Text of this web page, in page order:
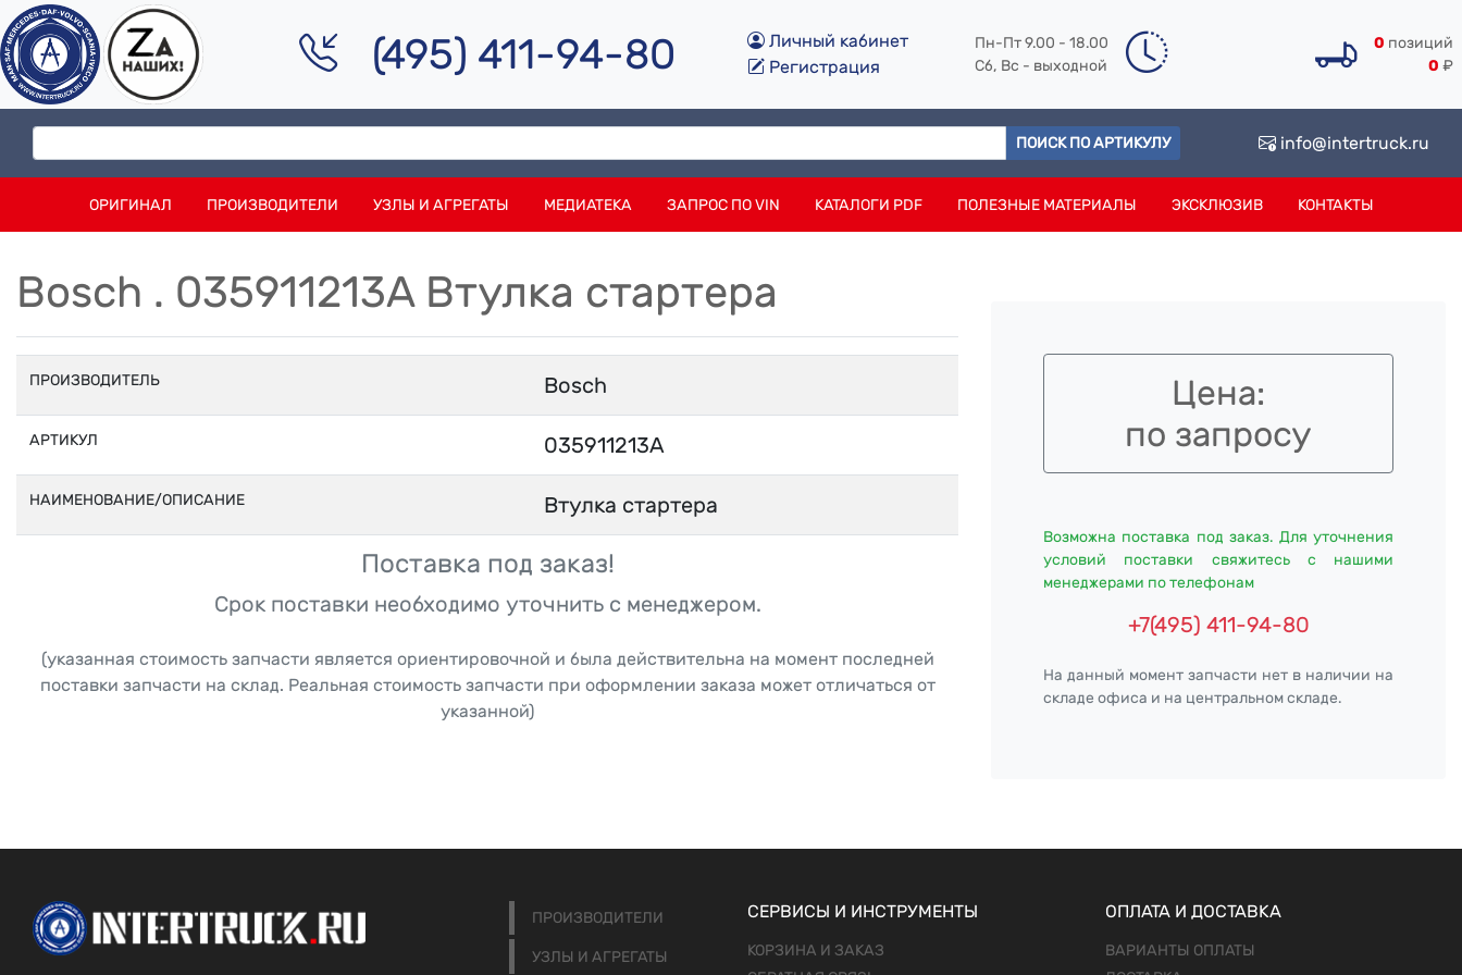
(495) 411-94-80
Личный кабинет
Регистрация
Пн-Пт 9.00 - 18.00
Сб, Вс - выходной
0 позиций
0 ₽
ПОИСК ПО АРТИКУЛУ info@intertruck.ru
ОРИГИНАЛ ПРОИЗВОДИТЕЛИ УЗЛЫ И АГРЕГАТЫ МЕДИАТЕКА ЗАПРОС ПО VIN КАТАЛОГИ PDF ПОЛЕЗНЫЕ МАТЕРИАЛЫ ЭКСКЛЮЗИВ КОНТАКТЫ
Bosch . 035911213A Втулка стартера
ПРОИЗВОДИТЕЛЬ Bosch
АРТИКУЛ 035911213A
НАИМЕНОВАНИЕ/ОПИСАНИЕ Втулка стартера
Поставка под заказ!
Срок поставки необходимо уточнить с менеджером.
(указанная стоимость запчасти является ориентировочной и была действительна на момент последней
поставки запчасти на склад. Реальная стоимость запчасти при оформлении заказа может отличаться от
указанной)
Цена:
по запросу
Возможна поставка под заказ. Для уточнения
условий поставки свяжитесь с нашими
менеджерами по телефонам
+7(495) 411-94-80
На данный момент запчасти нет в наличии на
складе офиса и на центральном складе.
ПРОИЗВОДИТЕЛИ
УЗЛЫ И АГРЕГАТЫ
СЕРВИСЫ И ИНСТРУМЕНТЫ
КОРЗИНА И ЗАКАЗ
ОПЛАТА И ДОСТАВКА
ВАРИАНТЫ ОПЛАТЫ